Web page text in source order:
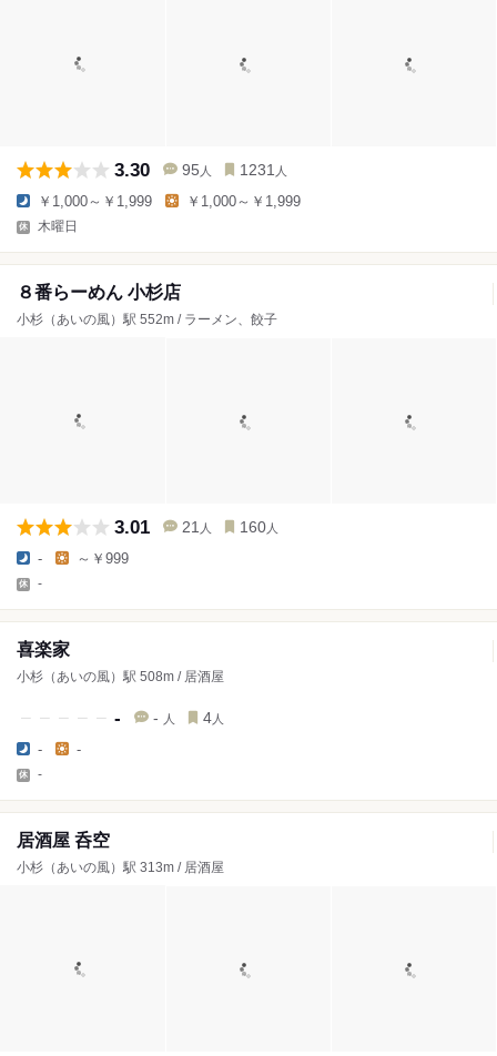
3.30 95 人 1231 人
￥1,000～￥1,999 ￥1,000～￥1,999
木曜日
８番らーめん 小杉店
小杉（あいの風）駅 552m / ラーメン、餃子
3.01 21 人 160 人
- ～￥999
-
喜楽家
小杉（あいの風）駅 508m / 居酒屋
- - 人 4 人
- -
-
居酒屋 呑空
小杉（あいの風）駅 313m / 居酒屋